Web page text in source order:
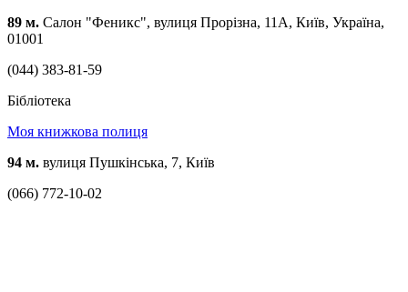
89 м. Салон "Феникс", вулиця Прорізна, 11А, Київ, Україна,
01001
(044) 383-81-59
Бібліотека
Моя книжкова полиця
94 м. вулиця Пушкінська, 7, Київ
(066) 772-10-02